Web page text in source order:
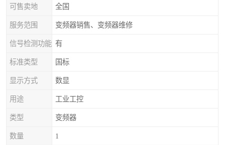
可售卖地 全国
服务范围 变频器销售、变频器维修
信号检测功能 有
标准类型 国标
显示方式 数显
用途 工业工控
类型 变频器
数量 1